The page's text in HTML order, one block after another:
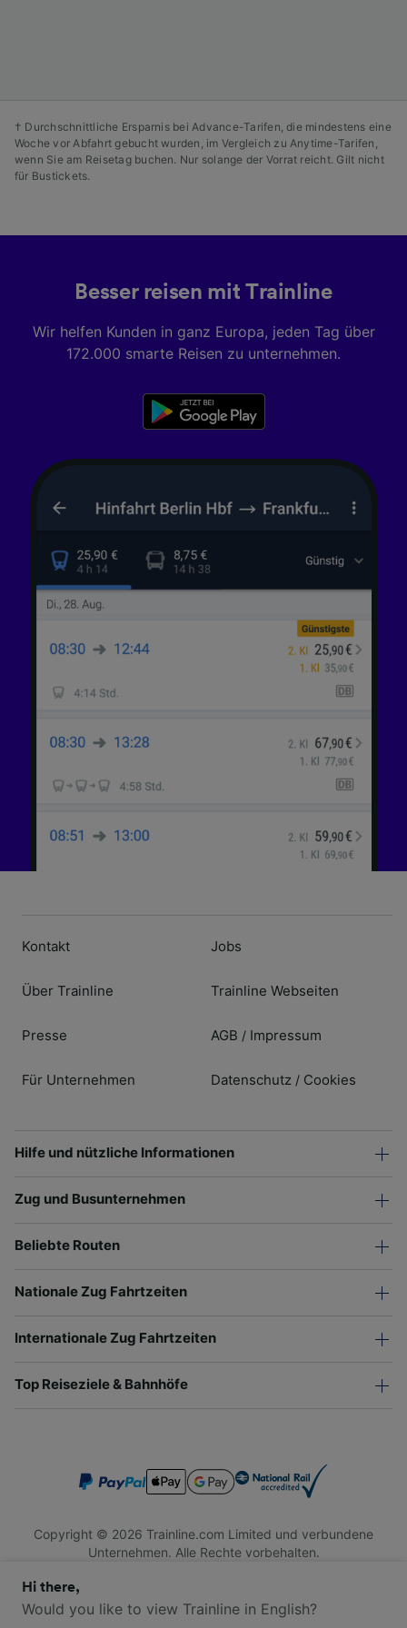
† Durchschnittliche Ersparnis bei Advance-Tarifen, die mindestens eine
Woche vor Abfahrt gebucht wurden, im Vergleich zu Anytime-Tarifen,
wenn Sie am Reisetag buchen. Nur solange der Vorrat reicht. Gilt nicht
für Bustickets.
Besser reisen mit Trainline
Wir helfen Kunden in ganz Europa, jeden Tag über
172.000 smarte Reisen zu unternehmen.
Kontakt
Über Trainline
Presse
Für Unternehmen
Jobs
Trainline Webseiten
AGB / Impressum
Datenschutz / Cookies
Hilfe und nützliche Informationen
Zug und Busunternehmen
Beliebte Routen
Nationale Zug Fahrtzeiten
Internationale Zug Fahrtzeiten
Top Reiseziele & Bahnhöfe
Copyright © 2026 Trainline.com Limited und verbundene
Unternehmen. Alle Rechte vorbehalten.
Firmennummer 3846791. Registrierte Adresse: 1 Stonecutter
St, London EC4A 4AH, United Kingdom. USt-IdNr.: 791 7261
Hi there,
Would you like to view Trainline in English?